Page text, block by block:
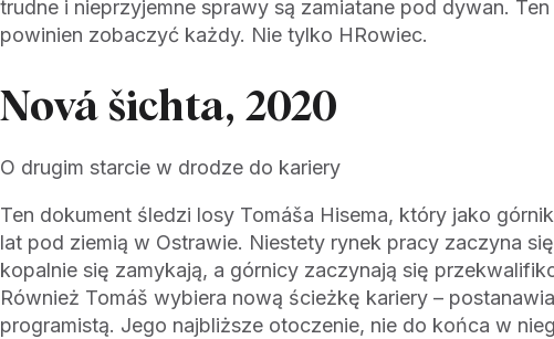
trudne i nieprzyjemne sprawy są zamiatane pod dywan. Ten
powinien zobaczyć każdy. Nie tylko HRowiec.
Nová šichta, 2020
O drugim starcie w drodze do kariery
Ten dokument śledzi losy Tomáša Hisema, który jako
lat pod ziemią w Ostrawie. Niestety rynek pracy zaczyna
kopalnie się zamykają, a górnicy zaczynają się
Również Tomáš wybiera nową ścieżkę kariery –
programistą. Jego najbliższe otoczenie, nie do końca w